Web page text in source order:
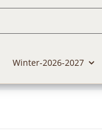
Winter-2026-2027